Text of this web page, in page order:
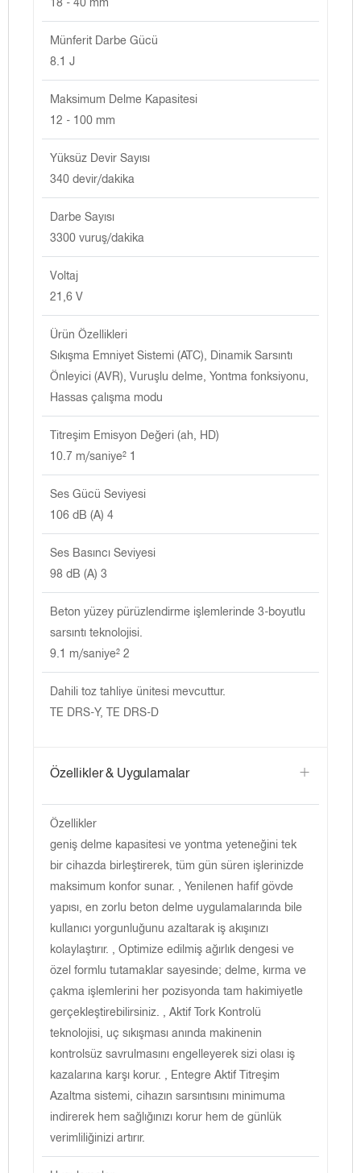
Münferit Darbe Gücü
8.1 J
Maksimum Delme Kapasitesi
12 - 100 mm
Yüksüz Devir Sayısı
340 devir/dakika
Darbe Sayısı
3300 vuruş/dakika
Voltaj
21,6 V
Ürün Özellikleri
Sıkışma Emniyet Sistemi (ATC), Dinamik Sarsıntı
Önleyici (AVR), Vuruşlu delme, Yontma fonksiyonu,
Hassas çalışma modu
Titreşim Emisyon Değeri (ah, HD)
10.7 m/saniye² 1
Ses Gücü Seviyesi
106 dB (A) 4
Ses Basıncı Seviyesi
98 dB (A) 3
Beton yüzey pürüzlendirme işlemlerinde 3-boyutlu
sarsıntı teknolojisi.
9.1 m/saniye² 2
Dahili toz tahliye ünitesi mevcuttur.
TE DRS-Y, TE DRS-D
Özellikler & Uygulamalar
Özellikler
geniş delme kapasitesi ve yontma yeteneğini tek
bir cihazda birleştirerek, tüm gün süren işlerinizde
maksimum konfor sunar. , Yenilenen hafif gövde
yapısı, en zorlu beton delme uygulamalarında bile
kullanıcı yorgunluğunu azaltarak iş akışınızı
kolaylaştırır. , Optimize edilmiş ağırlık dengesi ve
özel formlu tutamaklar sayesinde; delme, kırma ve
çakma işlemlerini her pozisyonda tam hakimiyetle
gerçekleştirebilirsiniz. , Aktif Tork Kontrolü
teknolojisi, uç sıkışması anında makinenin
kontrolsüz savrulmasını engelleyerek sizi olası iş
kazalarına karşı korur. , Entegre Aktif Titreşim
Azaltma sistemi, cihazın sarsıntısını minimuma
indirerek hem sağlığınızı korur hem de günlük
verimliliğinizi artırır.